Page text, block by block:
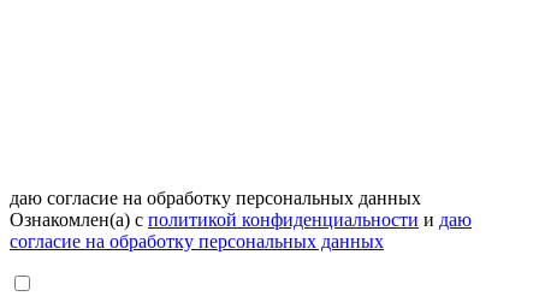
даю согласие на обработку персональных данных
Ознакомлен(а) с политикой конфиденциальности и даю
согласие на обработку персональных данных